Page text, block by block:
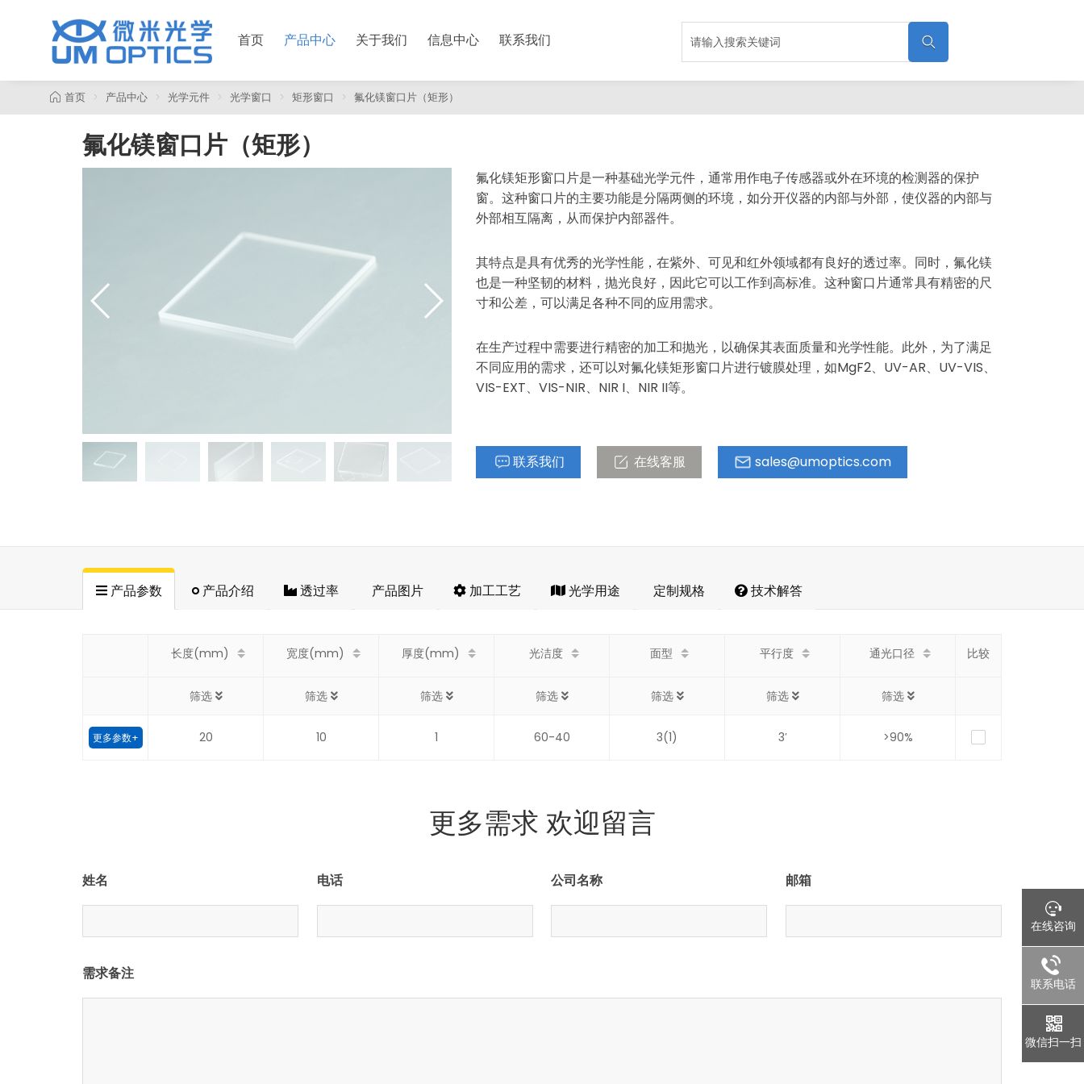
首页 产品中心 关于我们 信息中心 联系我们 
首页 产品中心 光学元件 光学窗口 矩形窗口 氟化镁窗口片（矩形）
氟化镁窗口片（矩形）
氟化镁矩形窗口片是一种基础光学元件，通常用作电子传感器或外在环境的检测器的保护
窗。这种窗口片的主要功能是分隔两侧的环境，如分开仪器的内部与外部，使仪器的内部与
外部相互隔离，从而保护内部器件。
其特点是具有优秀的光学性能，在紫外、可见和红外领域都有良好的透过率。同时，氟化镁
也是一种坚韧的材料，抛光良好，因此它可以工作到高标准。这种窗口片通常具有精密的尺
寸和公差，可以满足各种不同的应用需求。
在生产过程中需要进行精密的加工和抛光，以确保其表面质量和光学性能。此外，为了满足
不同应用的需求，还可以对氟化镁矩形窗口片进行镀膜处理，如MgF2、UV-AR、UV-VIS、
VIS-EXT、VIS-NIR、NIR I、NIR II等。
联系我们 在线客服 sales@umoptics.com
产品参数 产品介绍 透过率 产品图片 加工工艺 光学用途 定制规格 技术解答
长度(mm) 宽度(mm) 厚度(mm) 光洁度 面型 平行度 通光口径 比较
筛选 筛选 筛选 筛选 筛选 筛选 筛选
更多参数+ 20 10 1 60-40 3(1) 3′ >90%
更多需求 欢迎留言
姓名 电话 公司名称 邮箱
需求备注
在线咨询
联系电话
微信扫一扫